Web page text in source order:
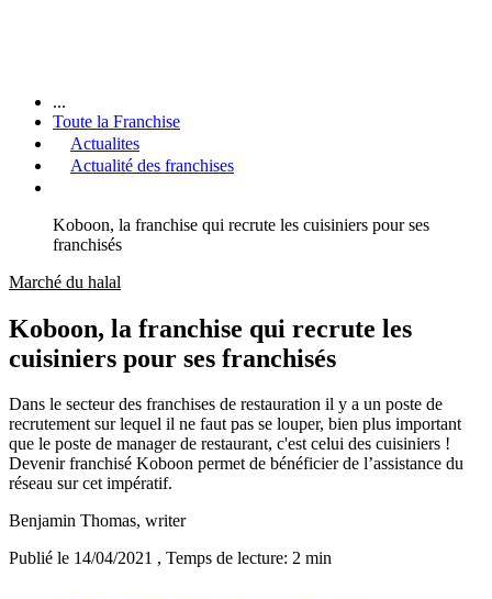
...
Toute la Franchise
Actualites
Actualité des franchises
Koboon, la franchise qui recrute les cuisiniers pour ses
franchisés
Marché du halal
Koboon, la franchise qui recrute les
cuisiniers pour ses franchisés
Dans le secteur des franchises de restauration il y a un poste de
recrutement sur lequel il ne faut pas se louper, bien plus important
que le poste de manager de restaurant, c'est celui des cuisiniers !
Devenir franchisé Koboon permet de bénéficier de l’assistance du
réseau sur cet impératif.
Benjamin Thomas, writer
Publié le 14/04/2021 , Temps de lecture: 2 min